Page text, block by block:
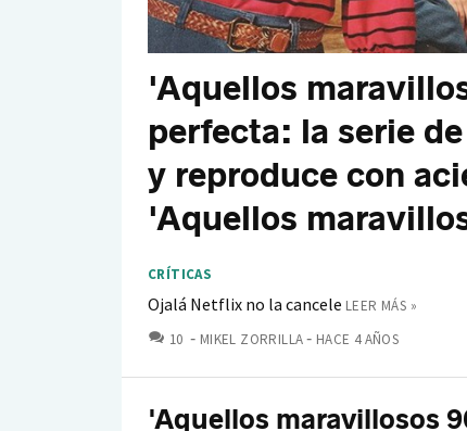
'Aquellos
perfecta: la serie
y reproduce con
'Aquellos
CRÍTICAS
Ojalá Netflix no la cancele LEER MÁS »
10 COMENTARIOS
MIKEL ZORRILLA HACE 4 AÑOS
'Aquellos maravillosos